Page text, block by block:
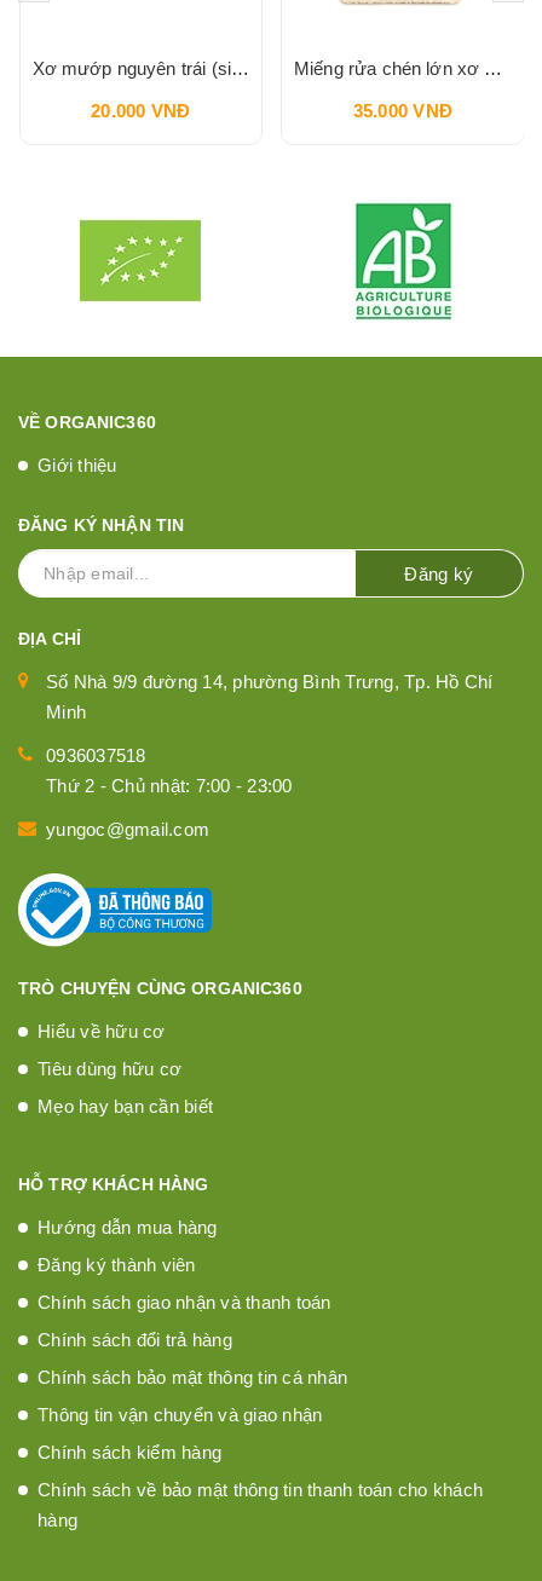
Xơ mướp nguyên trái (size S) VI LÂM
20.000 VNĐ
Miếng rửa chén lớn xơ mướp ( hình chữ nhật) VI LÂM
35.000 VNĐ
VỀ ORGANIC360
Giới thiệu
ĐĂNG KÝ NHẬN TIN
Đăng ký
ĐỊA CHỈ
Số Nhà 9/9 đường 14, phường Bình Trưng, Tp. Hồ Chí
Minh
0936037518
Thứ 2 - Chủ nhật: 7:00 - 23:00
yungoc@gmail.com
TRÒ CHUYỆN CÙNG ORGANIC360
Hiểu về hữu cơ
Tiêu dùng hữu cơ
Mẹo hay bạn cần biết
HỖ TRỢ KHÁCH HÀNG
Hướng dẫn mua hàng
Đăng ký thành viên
Chính sách giao nhận và thanh toán
Chính sách đổi trả hàng
Chính sách bảo mật thông tin cá nhân
Thông tin vận chuyển và giao nhận
Chính sách kiểm hàng
Chính sách về bảo mật thông tin thanh toán cho khách
hàng